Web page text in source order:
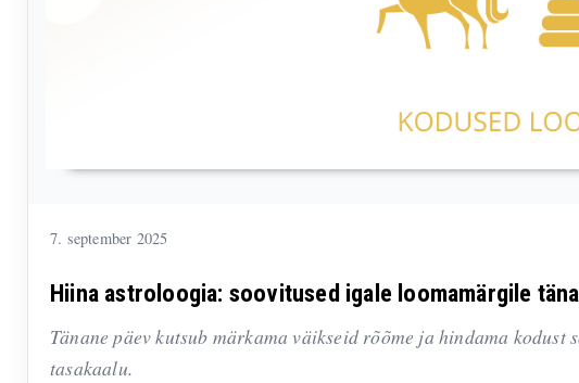
7. september 2025
Hiina astroloogia: soovitused igale loomamärgile
Tänane päev kutsub märkama väikseid rõõme ja hindama
tasakaalu.